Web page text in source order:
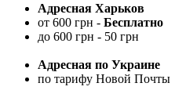
Адресная Харьков
от 600 грн - Бесплатно
до 600 грн - 50 грн
Адресная по Украине
по тарифу Новой Почты